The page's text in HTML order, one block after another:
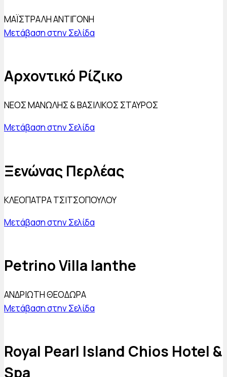
ΜΑΪΣΤΡΑΛΗ ΑΝΤΙΓΟΝΗ
Μετάβαση στην Σελίδα
Αρχοντικό Ρίζικο
ΝΕΟΣ ΜΑΝΩΛΗΣ & ΒΑΣΙΛΙΚΟΣ ΣΤΑΥΡΟΣ
Μετάβαση στην Σελίδα
Ξενώνας Περλέας
ΚΛΕΟΠΑΤΡΑ ΤΣΙΤΣΟΠΟΥΛΟΥ
Μετάβαση στην Σελίδα
Petrino Villa Ianthe
ΑΝΔΡΙΩΤΗ ΘΕΟΔΩΡΑ
Μετάβαση στην Σελίδα
Royal Pearl Island Chios Hotel &
Spa